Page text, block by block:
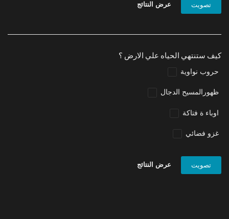
تصويت عرض النتائج
كيف ستنتهي الحياه علي الارض ؟
حروب نواوية
ظهورالمسيح الدجال
اوباء ة فتاكة
غزو فضائي
تصويت عرض النتائج